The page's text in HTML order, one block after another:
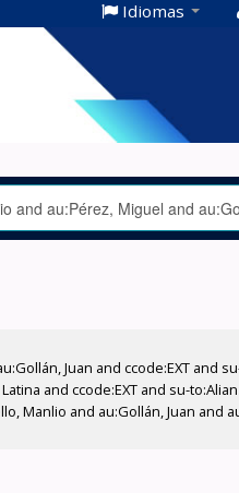
Idiomas
Juan and ccode:EXT and
and ccode:EXT and su-
Manlio and au:Gollán, Juan and